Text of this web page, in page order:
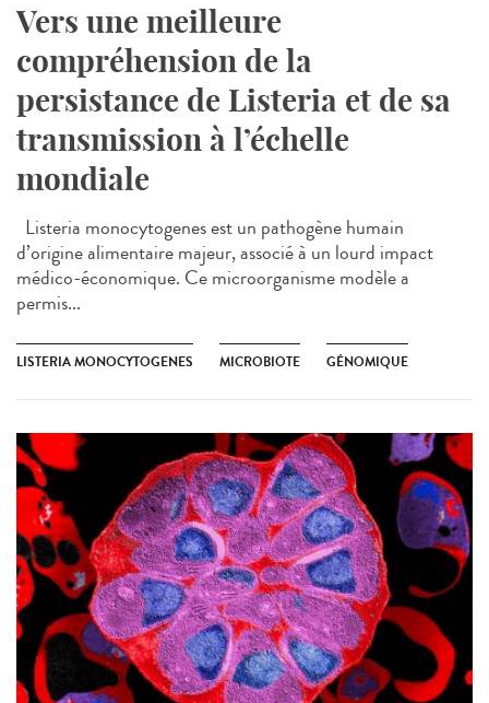
Vers une meilleure
compréhension de la
persistance de Listeria et de sa
transmission à l’échelle
mondiale
Listeria monocytogenes est un pathogène humain
d’origine alimentaire majeur, associé à un lourd impact
médico-économique. Ce microorganisme modèle a
permis...
LISTERIA MONOCYTOGENES MICROBIOTE GÉNOMIQUE